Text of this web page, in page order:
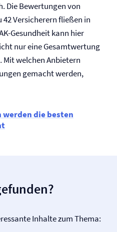
Die Bewertungen von
42 Versicherern fließen in
Gesundheit kann hier
nur eine Gesamtwertung
. Mit welchen Anbietern
gemacht werden,
die besten
Inhalte zum Thema: